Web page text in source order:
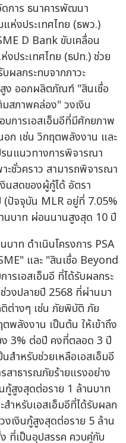
การ ธนาคารพัฒนา
ห่งประเทศไทย (ธพว.)
D Bank ขับเคลื่อน
งประเทศไทย (ธปท.) ช่วย
ผลกระทบจากภาวะ
ง ออกผลิตภัณฑ์ "สินเชื่อ
สภาพคล่อง" วงเงิน
บการเอสเอ็มอีที่มีศักยภาพ
ก เช่น วิกฤตพลังงาน และ
นแนวทางการพิจารณา
ะชั่วคราว สามารถพิจารณา
นสดของผู้กู้ได้ อัตรา
(ปัจจุบัน MLR อยู่ที่ 7.05%
นบาท ผ่อนนานสูงสุด 10 ปี
าท ดำเนินโครงการ PSA
และ "สินเชื่อ Beyond
รเอสเอ็มอี ที่ได้รับผลกระ
วงปลายปี 2568 ที่ผ่านมา
ต่างๆ เช่น ภัยพิบัติ ภัย
พลังงาน เป็นต้น ให้เข้าถึง
3% ต่อปี คงที่ตลอด 3 ปี
ำหรับช่วยเหลือเอสเอ็มอี
สาธารณภัยร้ายแรงอย่าง
กู้สูงสุดต่อราย 1 ล้านบาท
ำหรับเอสเอ็มอีที่ได้รับผลก
งเงินกู้สูงสุดต่อราย 5 ล้าน
ที่เป็นอุปสรรค ควบคู่กับ